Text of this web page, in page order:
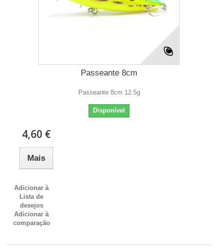
Passeante 8cm
Passeante 8cm 12.5g
Disponível
4,60 €
Mais
Adicionar à
Lista de
desejos
Adicionar à
comparação